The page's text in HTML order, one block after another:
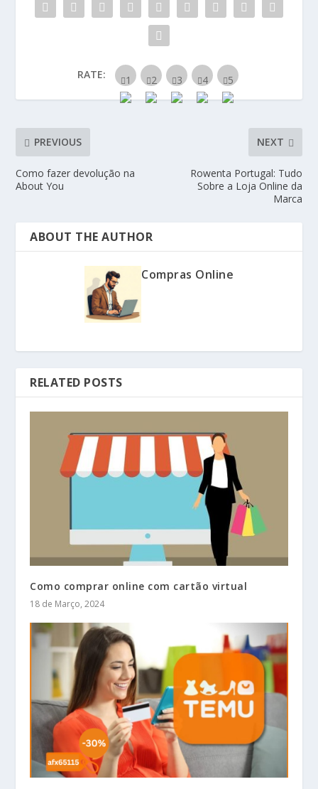
RATE:
PREVIOUS
Como fazer devolução na
About You
NEXT
Rowenta Portugal: Tudo
Sobre a Loja Online da
Marca
ABOUT THE AUTHOR
Compras Online
RELATED POSTS
Como comprar online com cartão virtual
18 de Março, 2024